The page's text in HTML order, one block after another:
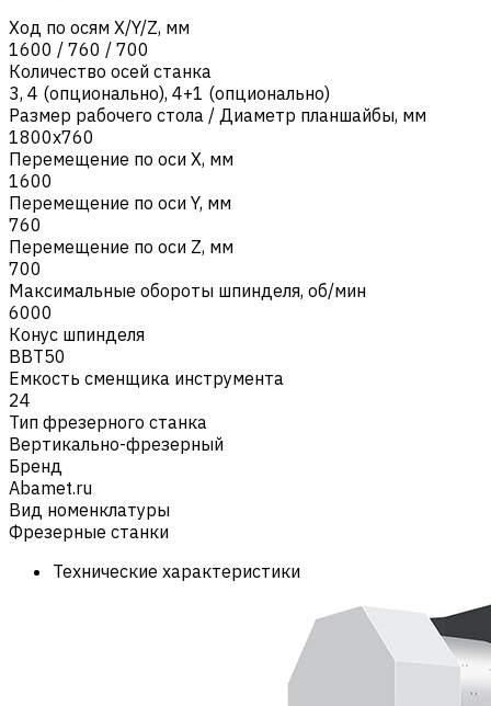
Ход по осям X/Y/Z, мм
1600 / 760 / 700
Количество осей станка
3, 4 (опционально), 4+1 (опционально)
Размер рабочего стола / Диаметр планшайбы, мм
1800х760
Перемещение по оси X, мм
1600
Перемещение по оси Y, мм
760
Перемещение по оси Z, мм
700
Максимальные обороты шпинделя, об/мин
6000
Конус шпинделя
BBT50
Емкость сменщика инструмента
24
Тип фрезерного станка
Вертикально-фрезерный
Бренд
Abamet.ru
Вид номенклатуры
Фрезерные станки
Технические характеристики